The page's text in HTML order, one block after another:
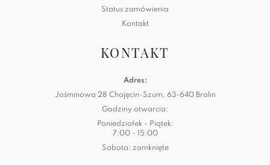
Status zamówienia
Kontakt
KONTAKT
Adres:
Jaśminowa 28 Chojęcin-Szum, 63-640 Bralin
Godziny otwarcia:
Poniedziałek - Piątek:
7:00 - 15:00
Sobota: zamknięte